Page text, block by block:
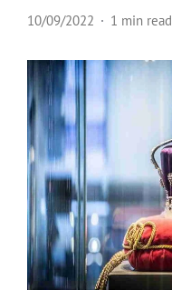
10/09/2022 1 min read